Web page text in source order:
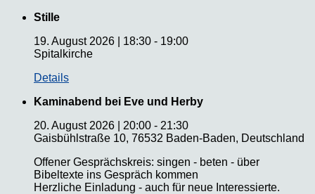
Stille
19. August 2026
18:30 - 19:00
Spitalkirche
Details
Kaminabend bei Eve und Herby
20. August 2026
20:00 - 21:30
Gaisbühlstraße 10, 76532 Baden-Baden, Deutschland
Offener Gesprächskreis: singen - beten - über
Bibeltexte ins Gespräch kommen
Herzliche Einladung - auch für neue Interessierte.